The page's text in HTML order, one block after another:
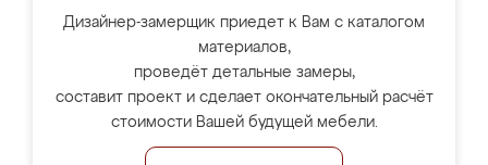
Дизайнер-замерщик приедет к Вам с каталогом
материалов,
проведёт детальные замеры,
составит проект и сделает окончательный расчёт
стоимости Вашей будущей мебели.